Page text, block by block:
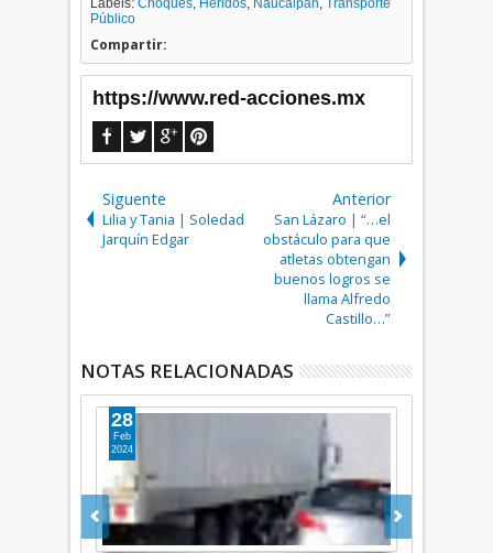
Labels:Choques, Heridos, Naucalpan,Transporte
Público
Compartir:
https://www.red-acciones.mx
Siguente
Lilia y Tania | Soledad
Jarquín Edgar
Anterior
San Lázaro | “…el
obstáculo para que
atletas obtengan
buenos logros se
llama Alfredo
Castillo…”
NOTAS RELACIONADAS
28
Feb
2024